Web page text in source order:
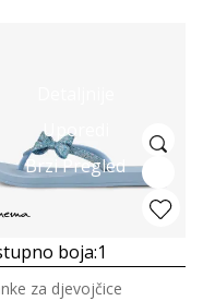
Uporedi
Brzi Pregled
boja:1
za djevojčice